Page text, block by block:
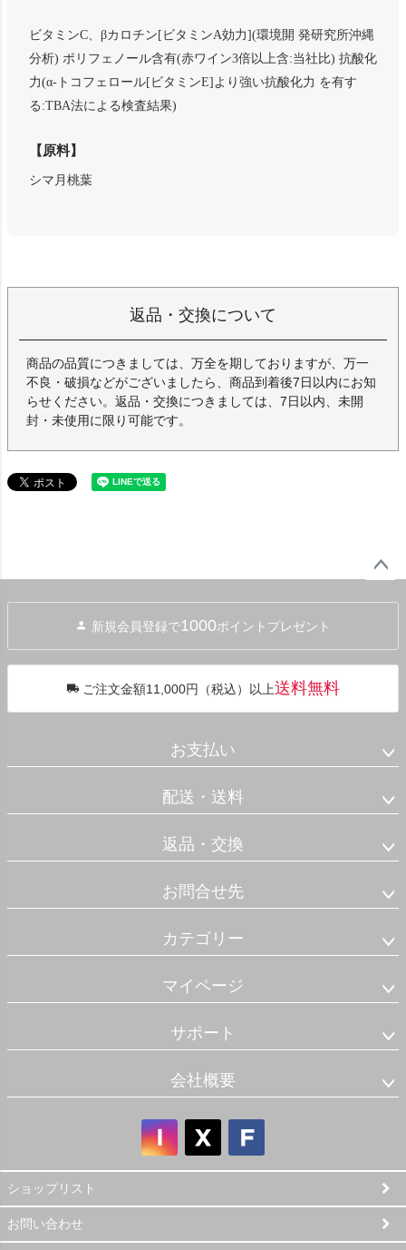
ビタミンC、βカロチン[ビタミンA効力](環境開 発研究所沖縄
分析) ポリフェノール含有(赤ワイン3倍以上含:当社比) 抗酸化
力(α-トコフェロール[ビタミンE]より強い抗酸化力 を有す
る:TBA法による検査結果)
【原料】
シマ月桃葉
返品・交換について
商品の品質につきましては、万全を期しておりますが、万一
不良・破損などがございましたら、商品到着後7日以内にお知
らせください。返品・交換につきましては、7日以内、未開
封・未使用に限り可能です。
へ
新規会員登録で1000ポイントプレゼント
ご注文金額11,000円（税込）以上送料無料
お支払い
配送・送料
返品・交換
お問合せ先
カテゴリー
マイページ
サポート
会社概要
ショップリスト
お問い合わせ